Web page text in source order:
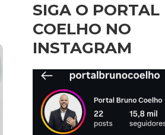
SIGA O PORTAL
COELHO NO
INSTAGRAM